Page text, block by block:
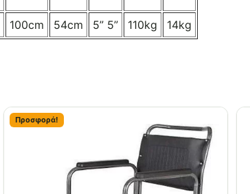
100cm 54cm 5” 5” 110kg 14kg
Προσφορά!